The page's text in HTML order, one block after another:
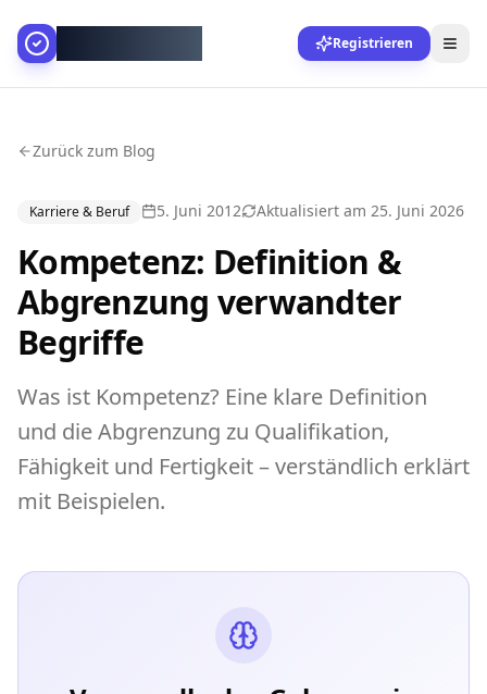
Registrieren
Zurück zum Blog
Karriere & Beruf 5. Juni 2012 Aktualisiert am 25. Juni 2026
Kompetenz: Definition &
Abgrenzung verwandter
Begriffe
Was ist Kompetenz? Eine klare Definition
und die Abgrenzung zu Qualifikation,
Fähigkeit und Fertigkeit – verständlich erklärt
mit Beispielen.